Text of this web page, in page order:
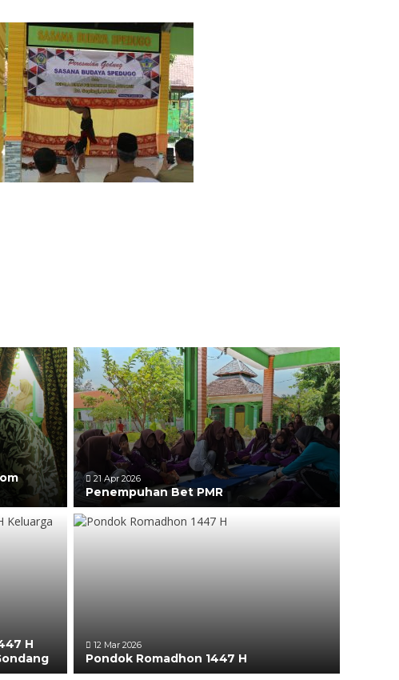
21 Apr 2026
Penempuhan Bet PMR
H
12 Mar 2026
Pondok Romadhon 1447 H